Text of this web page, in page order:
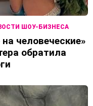
ШОУ-БИЗНЕСА
человеческие»
обратила